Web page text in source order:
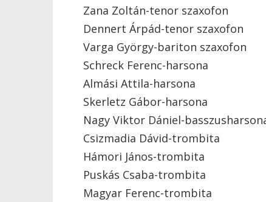
Zana Zoltán-tenor szaxofon
Dennert Árpád-tenor szaxofon
Varga György-bariton szaxofon
Schreck Ferenc-harsona
Almási Attila-harsona
Skerletz Gábor-harsona
Nagy Viktor Dániel-
Csizmadia Dávid-trombita
Hámori János-trombita
Puskás Csaba-trombita
Magyar Ferenc-trombita